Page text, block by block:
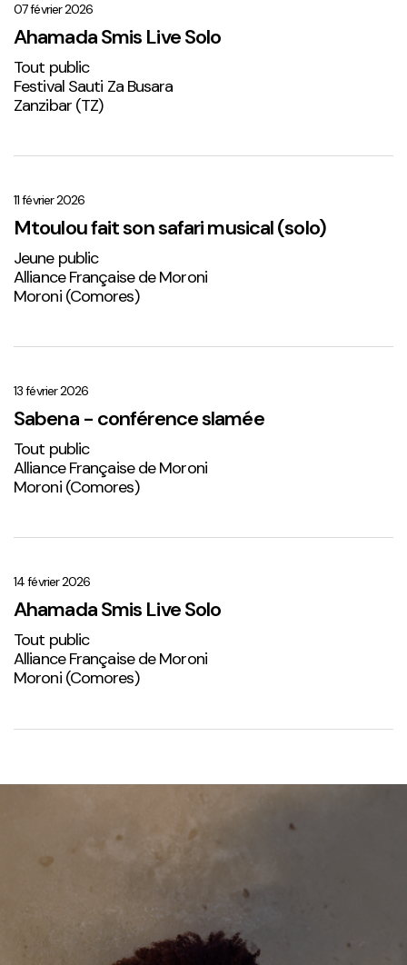
Live
Solo
1
07 février 2026
Ahamada Smis Live Solo
Tout public
Festival Sauti Za Busara
Zanzibar (TZ)
son
safari
musical
(solo)
11 février 2026
Mtoulou fait son safari musical (solo)
Jeune public
Alliance Française de Moroni
Moroni (Comores)
conférence
slamée
13 février 2026
Sabena - conférence slamée
Tout public
Alliance Française de Moroni
Moroni (Comores)
Live
Solo
2
14 février 2026
Ahamada Smis Live Solo
Tout public
Alliance Française de Moroni
Moroni (Comores)